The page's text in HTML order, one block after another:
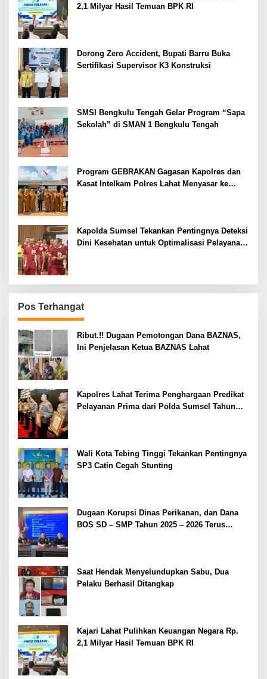
2,1 Milyar Hasil Temuan BPK RI
Dorong Zero Accident, Bupati Barru Buka
Sertifikasi Supervisor K3 Konstruksi
SMSI Bengkulu Tengah Gelar Program “Sapa
Sekolah” di SMAN 1 Bengkulu Tengah
Program GEBRAKAN Gagasan Kapolres dan
Kasat Intelkam Polres Lahat Menyasar ke
Kapolda Sumsel Tekankan Pentingnya Deteksi
Dini Kesehatan untuk Optimalisasi Pelayanan
Pos Terhangat
Ribut.!! Dugaan Pemotongan Dana BAZNAS,
Ini Penjelasan Ketua BAZNAS Lahat
Kapolres Lahat Terima Penghargaan Predikat
Pelayanan Prima dari Polda Sumsel Tahun
Wali Kota Tebing Tinggi Tekankan Pentingnya
SP3 Catin Cegah Stunting
Dugaan Korupsi Dinas Perikanan, dan Dana
BOS SD – SMP Tahun 2025 – 2026 Terus
Saat Hendak Menyelundupkan Sabu, Dua
Pelaku Berhasil Ditangkap
Kajari Lahat Pulihkan Keuangan Negara Rp.
2,1 Milyar Hasil Temuan BPK RI